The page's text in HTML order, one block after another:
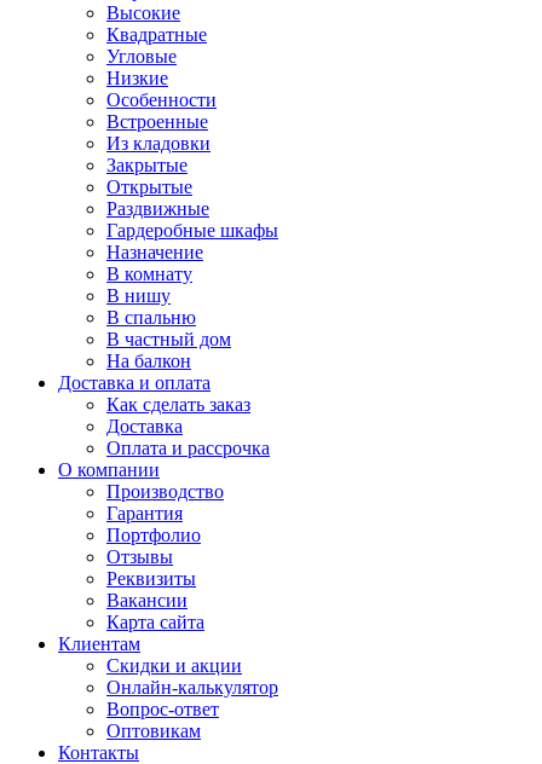
Высокие
Квадратные
Угловые
Низкие
Особенности
Встроенные
Из кладовки
Закрытые
Открытые
Раздвижные
Гардеробные шкафы
Назначение
В комнату
В нишу
В спальню
В частный дом
На балкон
Доставка и оплата
Как сделать заказ
Доставка
Оплата и рассрочка
О компании
Производство
Гарантия
Портфолио
Отзывы
Реквизиты
Вакансии
Карта сайта
Клиентам
Скидки и акции
Онлайн-калькулятор
Вопрос-ответ
Оптовикам
Контакты